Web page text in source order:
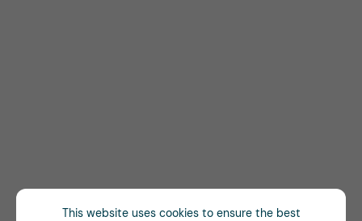
This website uses cookies to ensure the best